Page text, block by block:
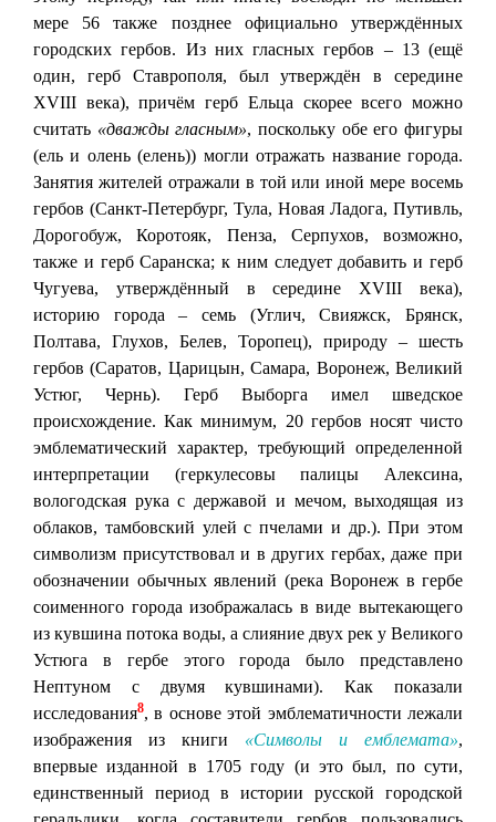
мере 56 также позднее официально утверждённых
городских гербов. Из них гласных гербов – 13 (ещё
один, герб Ставрополя, был утверждён в середине
XVIII века), причём герб Ельца скорее всего можно
считать «дважды гласным», поскольку обе его фигуры
(ель и олень (елень)) могли отражать название города.
Занятия жителей отражали в той или иной мере восемь
гербов (Санкт-Петербург, Тула, Новая Ладога, Путивль,
Дорогобуж, Коротояк, Пенза, Серпухов, возможно,
также и герб Саранска; к ним следует добавить и герб
Чугуева, утверждённый в середине XVIII века),
историю города – семь (Углич, Свияжск, Брянск,
Полтава, Глухов, Белев, Торопец), природу – шесть
гербов (Саратов, Царицын, Самара, Воронеж, Великий
Устюг, Чернь). Герб Выборга имел шведское
происхождение. Как минимум, 20 гербов носят чисто
эмблематический характер, требующий определенной
интерпретации (геркулесовы палицы Алексина,
вологодская рука с державой и мечом, выходящая из
облаков, тамбовский улей с пчелами и др.). При этом
символизм присутствовал и в других гербах, даже при
обозначении обычных явлений (река Воронеж в гербе
соименного города изображалась в виде вытекающего
из кувшина потока воды, а слияние двух рек у Великого
Устюга в гербе этого города было представлено
Нептуном с двумя кувшинами). Как показали
исследования8, в основе этой эмблематичности лежали
изображения из книги «Символы и емблемата»,
впервые изданной в 1705 году (и это был, по сути,
единственный период в истории русской городской